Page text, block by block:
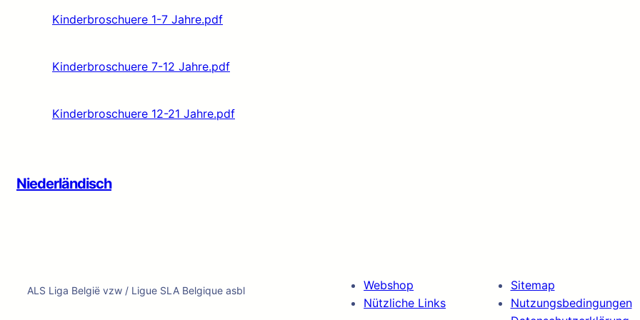
Kinderbroschuere 1-7 Jahre.pdf
Kinderbroschuere 7-12 Jahre.pdf
Kinderbroschuere 12-21 Jahre.pdf
Niederländisch
ALS Liga België vzw / Ligue SLA Belgique asbl
Webshop
Nützliche Links
Sitemap
Nutzungsbedingungen